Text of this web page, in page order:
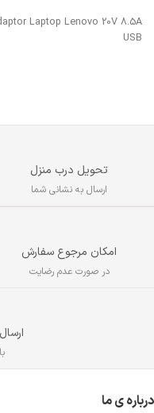
Laptop Lenovo 20V 8.5A
USB
تحویل درب منزل
ارسال به نشانی شما
امکان مرجوع سفارش
در صورت عدم رضایت
درباره ی ما